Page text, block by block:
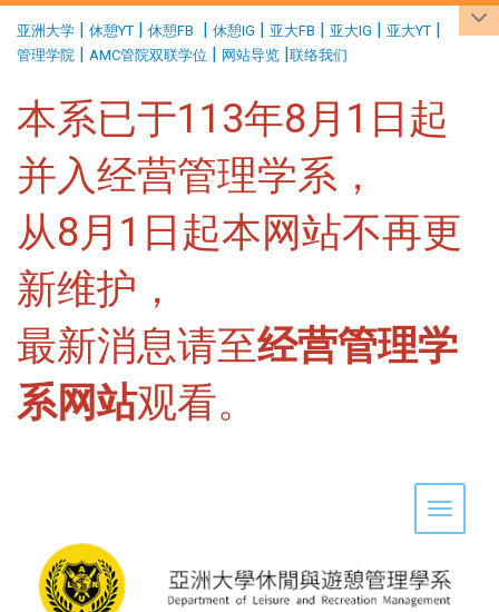
亚洲大学 | 休憩YT | 休憩FB | 休憩IG | 亚大FB | 亚大IG | 亚大YT |
管理学院 | AMC管院双联学位 | 网站导览 |联络我们
本系已于113年8月1日起
并入经营管理学系，
从8月1日起本网站不再更
新维护，
最新消息请至经营管理学
系网站观看。
Toggle